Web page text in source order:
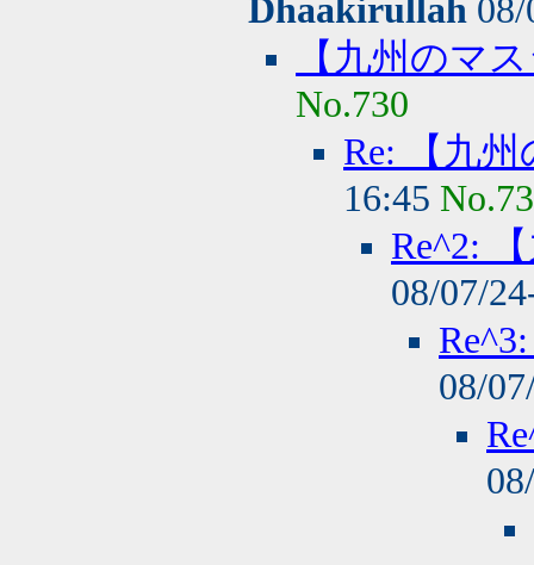
Dhaakirullah
【九州のマ
No.730
Re: 【九
16:45
Re^2:
08/07/
08/